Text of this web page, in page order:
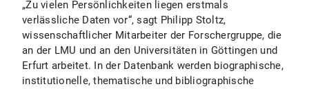
„Zu vielen Persönlichkeiten liegen erstmals
verlässliche Daten vor“, sagt Philipp Stoltz,
wissenschaftlicher Mitarbeiter der Forschergruppe, die
an der LMU und an den Universitäten in Göttingen und
Erfurt arbeitet. In der Datenbank werden biographische,
institutionelle, thematische und bibliographische